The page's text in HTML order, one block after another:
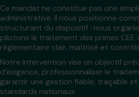
Ce mandat ne constitue pas une
administrative. Il nous positionne
structurant du dispositif : nous
pilotons le traitement des primes CEE
réglementaire clair, maîtrisé et
Notre intervention vise un objectif
d’exigence, professionnaliser le
garantir une gestion fiable, traçable
standards nationaux.